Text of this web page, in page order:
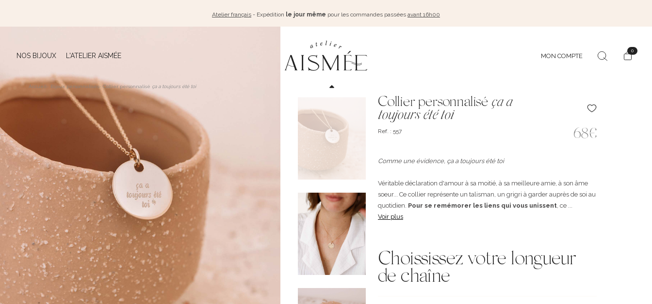
Atelier français - Expédition le jour même pour les commandes passées avant 16h00
NOS BIJOUX L'ATELIER AISMÉE MON COMPTE
0
Accueil- Bijoux personnalisés- Collier personnalisé ça a toujours été toi
Collier personnalisé ça a
toujours été toi
Ref. : 557 68€
Comme une évidence, ça a toujours été toi
Véritable déclaration d'amour à sa moitié, à sa meilleure amie, à son âme
soeur... Ce collier représente un talisman, un grigri à garder auprès de soi au
quotidien. Pour se remémorer les liens qui vous unissent, ce ...
Voir plus
Choississez votre longueur
de chaîne